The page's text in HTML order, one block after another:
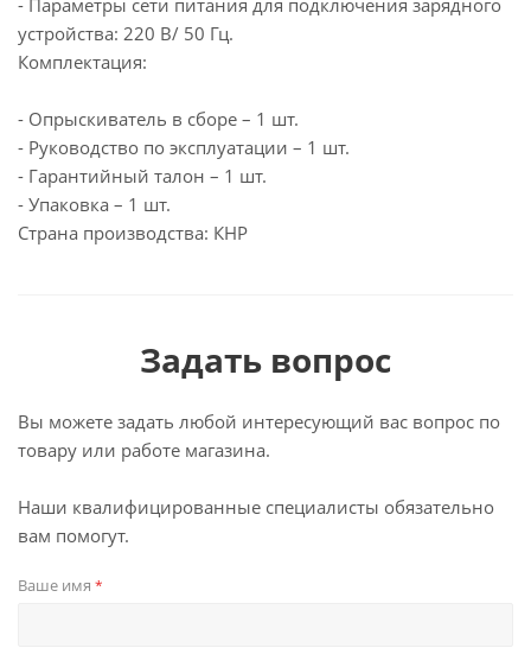
- Параметры сети питания для подключения зарядного
устройства: 220 В/ 50 Гц.
Комплектация:
- Опрыскиватель в сборе – 1 шт.
- Руководство по эксплуатации – 1 шт.
- Гарантийный талон – 1 шт.
- Упаковка – 1 шт.
Страна производства: КНР
Задать вопрос
Вы можете задать любой интересующий вас вопрос по
товару или работе магазина.
Наши квалифицированные специалисты обязательно
вам помогут.
Ваше имя *